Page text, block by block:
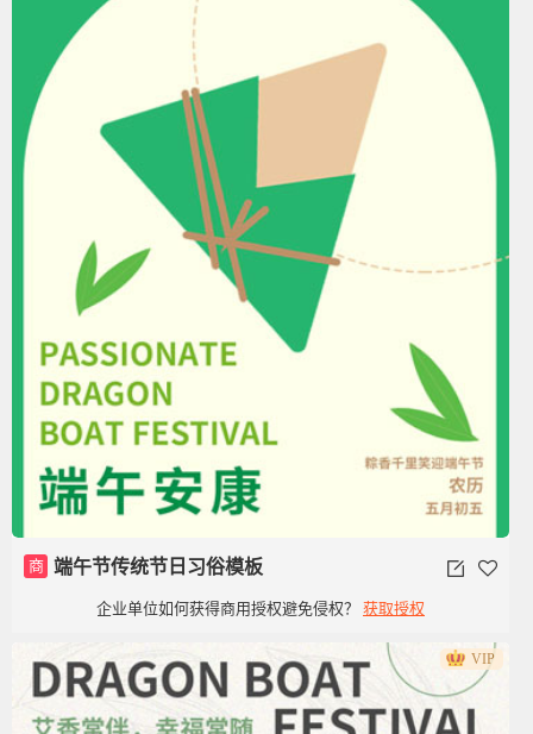
商 端午节传统节日习俗模板
企业单位如何获得商用授权避免侵权？ 获取授权
VIP